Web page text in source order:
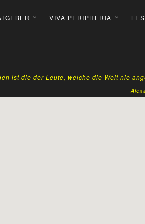
VIVA PERIPHERIA
ist die der Leute, welche die Welt nie